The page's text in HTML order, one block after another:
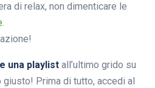
di relax, non dimenticare le
.
una playlist all’ultimo grido su
Prima di tutto, accedi al